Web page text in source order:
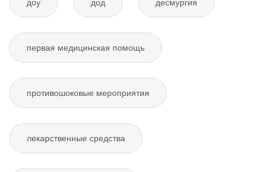
доу дод десмургия
первая медицинская помощь
противошоковые мероприятия
лекарственные средства